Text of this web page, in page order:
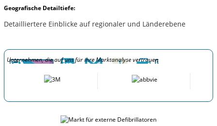
Geografische Detailtiefe:
Detailliertere Einblicke auf regionaler und Länderebene
Unternehmen, die auf uns für ihre Marktanalyse vertrauen